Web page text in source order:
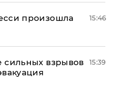
произошла
15:46
сильных взрывов
15:39